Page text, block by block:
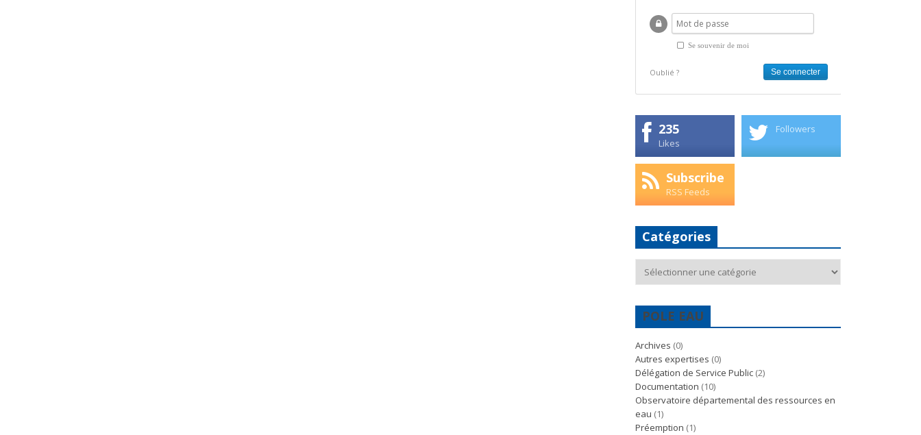
Se souvenir de moi
Oublié ?
235
Likes
Followers
Subscribe
RSS Feeds
Catégories
POLE EAU
Archives (0)
Autres expertises (0)
Délégation de Service Public (2)
Documentation (10)
Observatoire départemental des ressources en
eau (1)
Préemption (1)